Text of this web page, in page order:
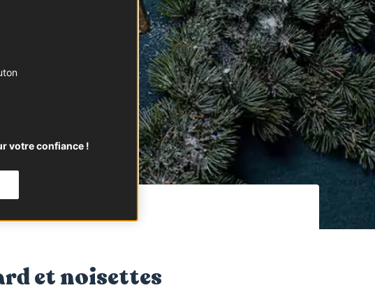
et noisettes
votre confiance !